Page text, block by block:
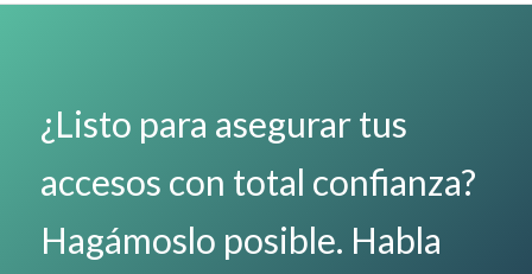
¿Listo para asegurar tus
accesos con total confianza?
Hagámoslo posible. Habla